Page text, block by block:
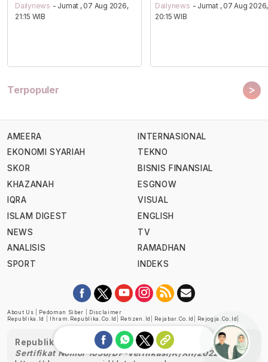
Dailynews - Jumat , 07 Aug 2026,
21:15 WIB
Dailynews - Jumat , 07 Aug 2026,
20:15 WIB
Terpopuler >
AMEERA
EKONOMI SYARIAH
SKOR
KHAZANAH
IQRA
ISLAM DIGEST
NEWS
ANALISIS
SPORT
INTERNASIONAL
TEKNO
BISNIS FINANSIAL
ESGNOW
VISUAL
ENGLISH
TV
RAMADHAN
INDEKS
About Us Pedoman Siber
Disclaimer
Republika.id
Ihram.republika.co.id Retizen.id Rejabar.co.id Rejogja.co.id
Republika telah diverifikasi oleh Dewan Pers
Sertifikat Nomor 1058/DP-Verifikasi/K/XII/2022